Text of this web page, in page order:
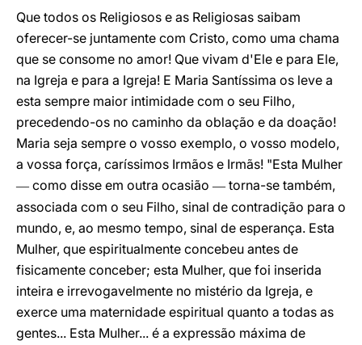
Que todos os Religiosos e as Religiosas saibam
oferecer-se juntamente com Cristo, como uma chama
que se consome no amor! Que vivam d'Ele e para Ele,
na Igreja e para a Igreja! E Maria Santíssima os leve a
esta sempre maior intimidade com o seu Filho,
precedendo-os no caminho da oblação e da doação!
Maria seja sempre o vosso exemplo, o vosso modelo,
a vossa força, caríssimos Irmãos e Irmãs! "Esta Mulher
— como disse em outra ocasião — torna-se também,
associada com o seu Filho, sinal de contradição para o
mundo, e, ao mesmo tempo, sinal de esperança. Esta
Mulher, que espiritualmente concebeu antes de
fisicamente conceber; esta Mulher, que foi inserida
inteira e irrevogavelmente no mistério da Igreja, e
exerce uma maternidade espiritual quanto a todas as
gentes... Esta Mulher... é a expressão máxima de